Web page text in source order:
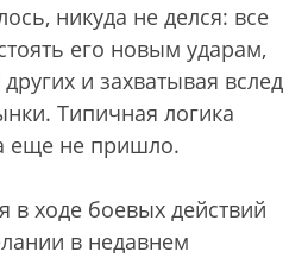
никуда не делся: все
его новым ударам,
и захватывая вслед
Типичная логика
еще не пришло.
в ходе боевых действий
в недавнем